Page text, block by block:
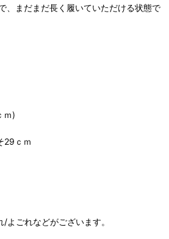
、まだまだ長く履いていただける状態で
ｍ)
29ｃｍ
よごれなどがございます。